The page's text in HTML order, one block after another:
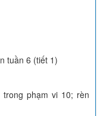
tuần 6 (tiết 1)
phạm vi 10; rèn